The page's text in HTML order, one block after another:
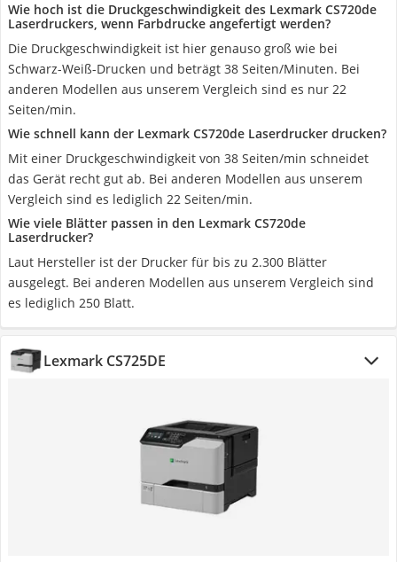
Wie hoch ist die Druckgeschwindigkeit des Lexmark CS720de
Laserdruckers, wenn Farbdrucke angefertigt werden?
Die Druckgeschwindigkeit ist hier genauso groß wie bei
Schwarz-Weiß-Drucken und beträgt 38 Seiten/Minuten. Bei
anderen Modellen aus unserem Vergleich sind es nur 22
Seiten/min.
Wie schnell kann der Lexmark CS720de Laserdrucker drucken?
Mit einer Druckgeschwindigkeit von 38 Seiten/min schneidet
das Gerät recht gut ab. Bei anderen Modellen aus unserem
Vergleich sind es lediglich 22 Seiten/min.
Wie viele Blätter passen in den Lexmark CS720de
Laserdrucker?
Laut Hersteller ist der Drucker für bis zu 2.300 Blätter
ausgelegt. Bei anderen Modellen aus unserem Vergleich sind
es lediglich 250 Blatt.
Lexmark CS725DE